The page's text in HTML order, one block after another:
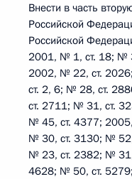
Внести в часть
Российской
Российской
2001, № 1, ст. 18; №
2002, № 22, ст.
ст. 2, 6; № 28, ст.
ст. 2711; № 31, ст.
№ 45, ст. 4377;
№ 30, ст. 3130; №
№ 23, ст. 2382; №
4628; № 50, ст.